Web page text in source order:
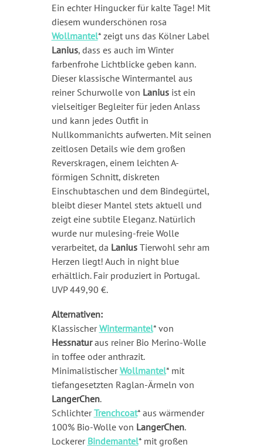
Ein echter Hingucker für kalte Tage! Mit
diesem wunderschönen rosa
Wollmantel* zeigt uns das Kölner Label
Lanius, dass es auch im Winter
farbenfrohe Lichtblicke geben kann.
Dieser klassische Wintermantel aus
reiner Schurwolle von Laniusist ein
vielseitiger Begleiter für jeden Anlass
und kann jedes Outfit in
Nullkommanichts aufwerten. Mit seinen
zeitlosen Details wie dem großen
Reverskragen, einem leichten A-
förmigen Schnitt, diskreten
Einschubtaschen und dem Bindegürtel,
bleibt dieser Mantel stets aktuell und
zeigt eine subtile Eleganz. Natürlich
wurde nur mulesing-freie Wolle
verarbeitet, da LaniusTierwohl sehr am
Herzen liegt! Auch in night blue
erhältlich. Fair produziert in Portugal.
UVP 449,90 €.
Alternativen:
KlassischerWintermantel* von
Hessnaturaus reiner Bio Merino-Wolle
in toffee oder anthrazit.
MinimalistischerWollmantel* mit
tiefangesetzten Raglan-Ärmeln von
LangerChen.
SchlichterTrenchcoat* aus wärmender
100% Bio-Wolle von LangerChen.
Lockerer Bindemantel* mit großen